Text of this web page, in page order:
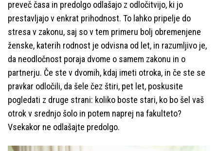
preveč časa in predolgo odlašajo z odločitvijo, ki jo
prestavljajo v enkrat prihodnost. To lahko pripelje do
stresa v zakonu, saj so v tem primeru bolj obremenjene
ženske, katerih rodnost je odvisna od let, in razumljivo je,
da neodločnost poraja dvome o samem zakonu in o
partnerju. Če ste v dvomih, kdaj imeti otroka, in če ste se
pravkar odločili, da šele čez štiri, pet let, poskusite
pogledati z druge strani: koliko boste stari, ko bo šel vaš
otrok v srednjo šolo in potem naprej na fakulteto?
Vsekakor ne odlašajte predolgo.